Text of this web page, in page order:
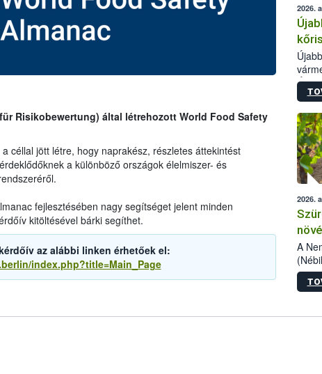
Risikobewertung) által létrehozott World Food Safety
céllal jött létre, hogy naprakész, részletes áttekintést
a különböző országok élelmiszer- és
fejlesztésében nagy segítséget jelent minden
kitöltésével bárki segíthet.
az alábbi linken érhetőek el:
index.php?title=Main_Page
2026.
2026.
A